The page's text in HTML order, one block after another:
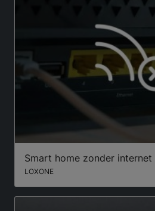
Smart home zonder
LOXONE